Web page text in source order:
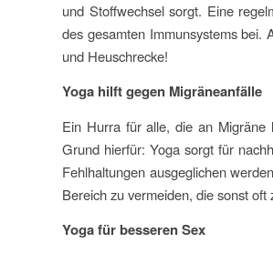
und Stoffwechsel sorgt. Eine
des gesamten Immunsystems bei.
und Heuschrecke!
Yoga hilft gegen Migräneanfälle
Ein Hurra für alle, die an Migräne
Grund hierfür: Yoga sorgt für
Fehlhaltungen ausgeglichen
Bereich zu vermeiden, die sonst
Yoga für besseren Sex